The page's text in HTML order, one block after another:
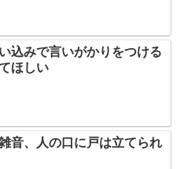
込みで言いがかりをつける
ほしい
音、人の口に戸は立てられ